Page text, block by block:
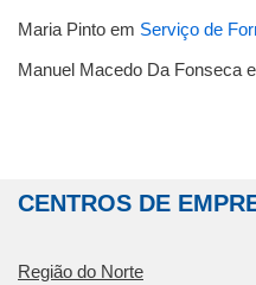
Maria Pinto em Serviço de
Manuel Macedo Da Fonseca
CENTROS DE
Região do Norte